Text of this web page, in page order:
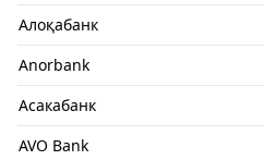
Алоқабанк
Anorbank
Асакабанк
AVO Bank